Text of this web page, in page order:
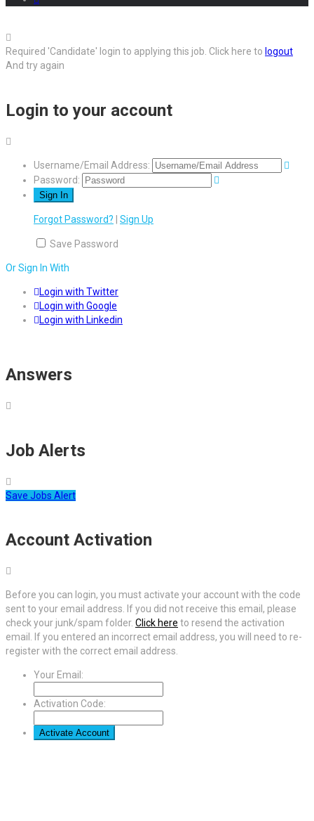
Required 'Candidate' login to applying this job. Click here to logout
And try again
Login to your account
Username/Email Address:
Password:
Forgot Password? Sign Up
Save Password
Or Sign In With
Login with Twitter
Login with Google
Login with Linkedin
Answers
Job Alerts
Save Jobs Alert
Account Activation
Before you can login, you must activate your account with the code
sent to your email address. If you did not receive this email, please
check your junk/spam folder. Click here to resend the activation
email. If you entered an incorrect email address, you will need to re-
register with the correct email address.
Your Email:
Activation Code: